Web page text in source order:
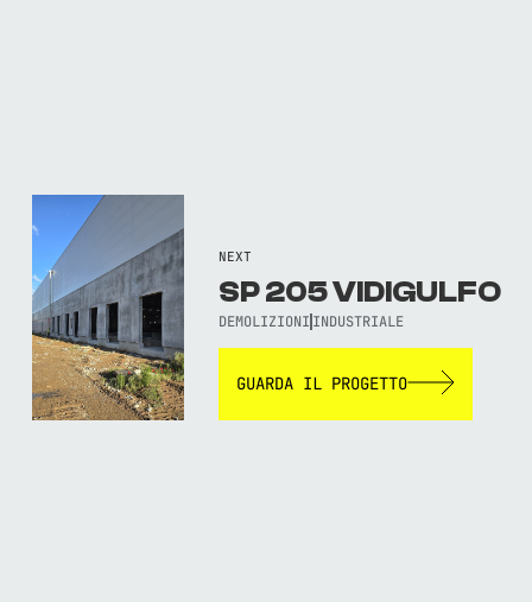
NEXT
SP 205 VIDIGULFO
DEMOLIZIONI INDUSTRIALE
GUARDA IL PROGETTO